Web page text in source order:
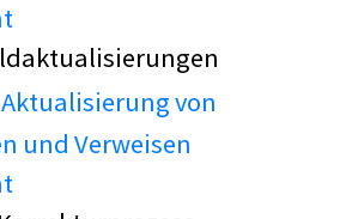
von
und Verweisen